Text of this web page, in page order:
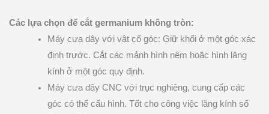
Các lựa chọn để cắt germanium không tròn:
Máy cưa dây với vật cố góc: Giữ khối ở một góc xác
định trước. Cắt các mảnh hình nêm hoặc hình lăng
kính ở một góc quy định.
Máy cưa dây CNC với trục nghiêng, cung cấp các
góc có thể cấu hình. Tốt cho công việc lăng kính số